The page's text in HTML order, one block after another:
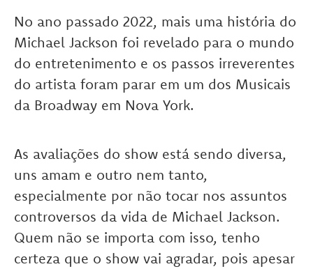
No ano passado 2022, mais uma história do
Michael Jackson foi revelado para o mundo
do entretenimento e os passos irreverentes
do artista foram parar em um dos Musicais
da Broadway em Nova York.
As avaliações do show está sendo diversa,
uns amam e outro nem tanto,
especialmente por não tocar nos assuntos
controversos da vida de Michael Jackson.
Quem não se importa com isso, tenho
certeza que o show vai agradar, pois apesar